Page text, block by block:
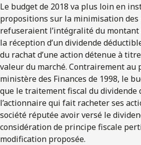
Le budget de 2018 va plus loin en
propositions sur la minimisation des
refuseraient l’intégralité du
la réception d’un dividende
du rachat d’une action détenue à
valeur du marché. Contrairement au
ministère des Finances de 1998, le
que le traitement fiscal du dividende
l’actionnaire qui fait racheter ses
société réputée avoir versé le
considération de principe fiscale
modification proposée.